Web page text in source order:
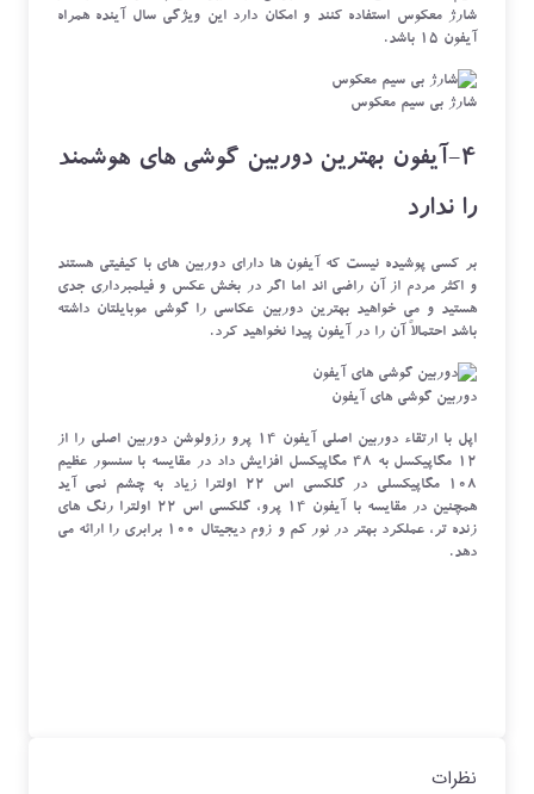
شارژ معکوس استفاده کنند و امکان دارد این ویژگی سال آینده همراه
آیفون 15 باشد.
شارژ بی سیم معکوس
4-آیفون بهترین دوربین گوشی های هوشمند
را ندارد
بر کسی پوشیده نیست که آیفون ها دارای دوربین های با کیفیتی هستند
و اکثر مردم از آن راضی اند اما اگر در بخش عکس و فیلمبرداری جدی
هستید و می خواهید بهترین دوربین عکاسی را گوشی موبایلتان داشته
باشد احتمالاً آن را در آیفون پیدا نخواهید کرد.
دوربین گوشی های آیفون
اپل با ارتقاء دوربین اصلی آیفون 14 پرو رزولوشن دوربین اصلی را از
12 مگاپیکسل به 48 مگاپیکسل افزایش داد در مقایسه با سنسور عظیم
108 مگاپیکسلی در گلکسی اس 22 اولترا زیاد به چشم نمی آید
همچنین در مقایسه با آیفون 14 پرو، گلکسی اس 22 اولترا رنگ های
زنده تر، عملکرد بهتر در نور کم و زوم دیجیتال 100 برابری را ارائه می
دهد.
نظرات